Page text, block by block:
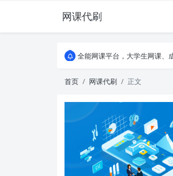
网课代刷
AI论文写作平台，根据真实文
全能网课平台，大学生网课、
全能网课平台，大学生网课、
首页 网课代刷 正文